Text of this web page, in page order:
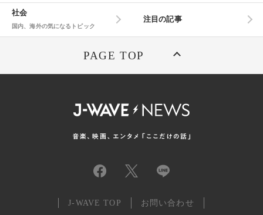
社会
国内、海外の気になるトピック
注目の記事
PAGE TOP
J-WAVE TOP お問い合わせ